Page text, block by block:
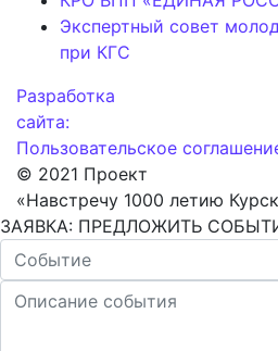
Экспертный совет
при КГС
Разработка
сайта:
Пользовательское
© 2021 Проект
«Навстречу 1000 летию
ЗАЯВКА: ПРЕДЛОЖИТЬ